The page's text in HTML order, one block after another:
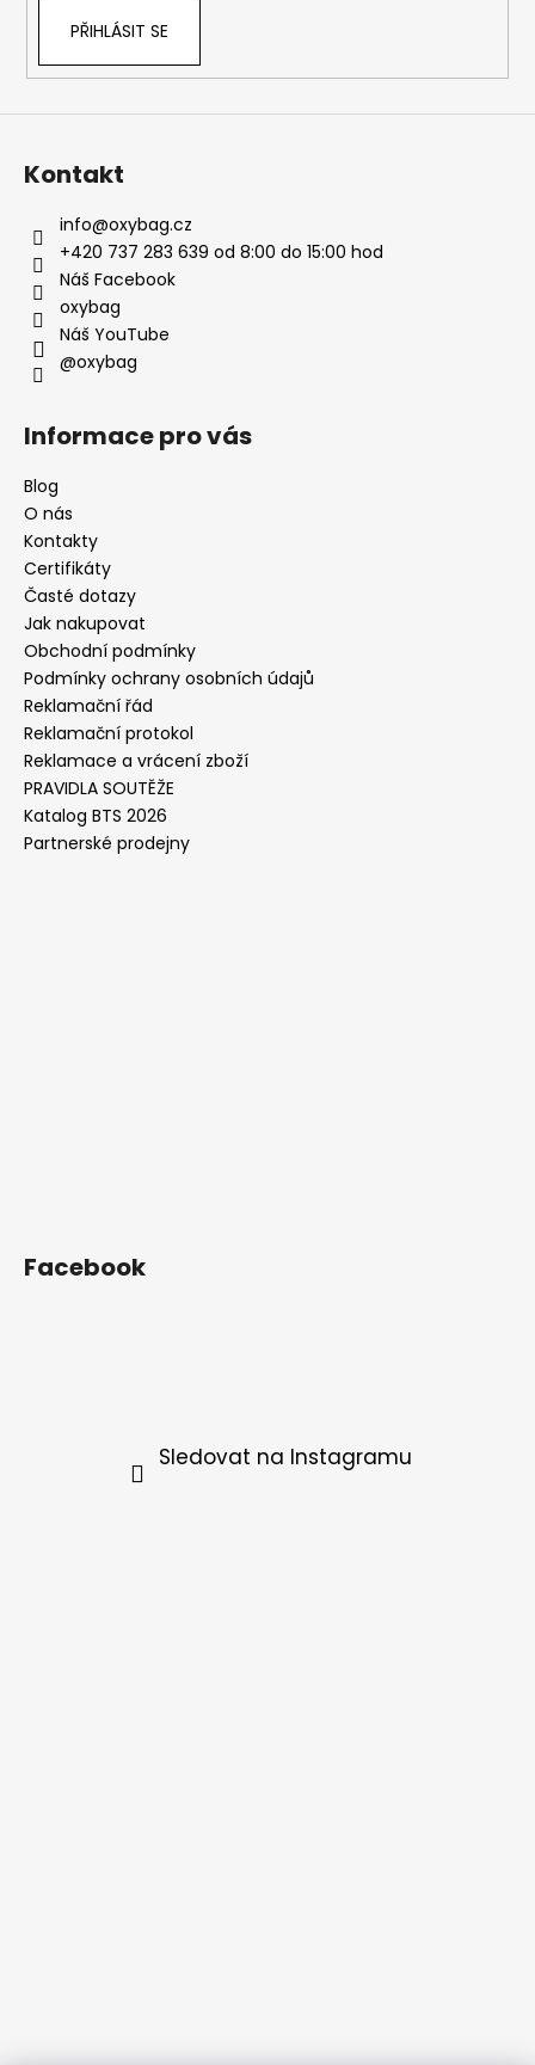
PŘIHLÁSIT SE
Kontakt
info@oxybag.cz
+420 737 283 639 od 8:00 do 15:00 hod
Náš Facebook
oxybag
Náš YouTube
@oxybag
Informace pro vás
Blog
O nás
Kontakty
Certifikáty
Časté dotazy
Jak nakupovat
Obchodní podmínky
Podmínky ochrany osobních údajů
Reklamační řád
Reklamační protokol
Reklamace a vrácení zboží
PRAVIDLA SOUTĚŽE
Katalog BTS 2026
Partnerské prodejny
Facebook
Sledovat na Instagramu